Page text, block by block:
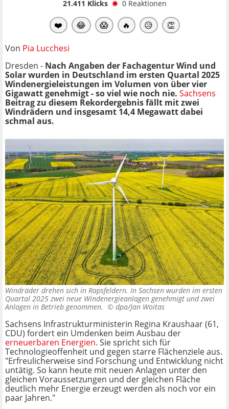
21.411 Klicks 0 Reaktionen
❤️ 😂 😱 🔥 😥 👏
Von Pia Lucchesi
Dresden - Nach Angaben der Fachagentur Wind und
Solar wurden in Deutschland im ersten Quartal 2025
Windenergieleistungen im Volumen von über vier
Gigawatt genehmigt - so viel wie noch nie. Sachsens
Beitrag zu diesem Rekordergebnis fällt mit zwei
Windrädern und insgesamt 14,4 Megawatt dabei
schmal aus.
Windräder drehen sich in Rapsfeldern. In Sachsen wurden im ersten
Quartal 2025 zwei neue Windenergieanlagen genehmigt und zwei
Anlagen in Betrieb genommen. © dpa/Jan Woitas
Sachsens Infrastrukturministerin Regina Kraushaar (61,
CDU) fordert ein Umdenken beim Ausbau der
erneuerbaren Energien. Sie spricht sich für
Technologieoffenheit und gegen starre Flächenziele aus.
"Erfreulicherweise sind Forschung und Entwicklung nicht
untätig. So kann heute mit neuen Anlagen unter den
gleichen Voraussetzungen und der gleichen Fläche
deutlich mehr Energie erzeugt werden als noch vor ein
paar Jahren."